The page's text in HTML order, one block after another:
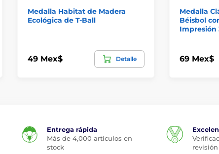
Medalla Habitat de Madera
Ecológica de T-Ball
49 Mex$ Detalle
Medalla
Béisbol
Impresión
69 Mex$
Entrega rápida
Más de 4,000 artículos en
stock